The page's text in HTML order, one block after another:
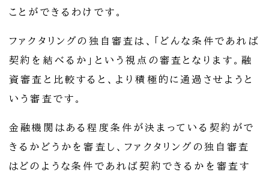
ことができるわけです。
ファクタリングの独自審査は、「どんな条件であれば
契約を結べるか」という視点の審査となります。融
資審査と比較すると、より積極的に通過させようと
いう審査です。
金融機関はある程度条件が決まっている契約がで
きるかどうかを審査し、ファクタリングの独自審査
はどのような条件であれば契約できるかを審査す